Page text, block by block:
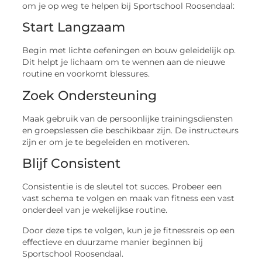
om je op weg te helpen bij Sportschool Roosendaal:
Start Langzaam
Begin met lichte oefeningen en bouw geleidelijk op.
Dit helpt je lichaam om te wennen aan de nieuwe
routine en voorkomt blessures.
Zoek Ondersteuning
Maak gebruik van de persoonlijke trainingsdiensten
en groepslessen die beschikbaar zijn. De instructeurs
zijn er om je te begeleiden en motiveren.
Blijf Consistent
Consistentie is de sleutel tot succes. Probeer een
vast schema te volgen en maak van fitness een vast
onderdeel van je wekelijkse routine.
Door deze tips te volgen, kun je je fitnessreis op een
effectieve en duurzame manier beginnen bij
Sportschool Roosendaal.